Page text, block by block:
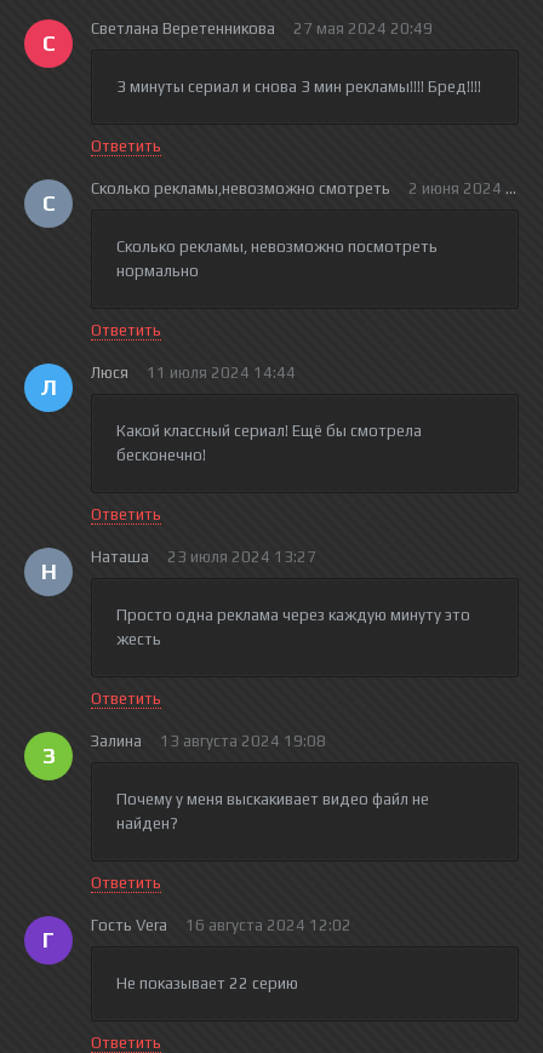
С
Светлана Веретенникова 27 мая 2024 20:49
3 минуты сериал и снова 3 мин рекламы!!!! Бред!!!!
Ответить
С
Сколько рекламы,невозможно смотреть 2 июня 2024
Сколько рекламы, невозможно посмотреть
нормально
Ответить
Л
Люся 11 июля 2024 14:44
Какой классный сериал! Ещё бы смотрела
бесконечно!
Ответить
Н
Наташа 23 июля 2024 13:27
Просто одна реклама через каждую минуту это
жесть
Ответить
З
Залина 13 августа 2024 19:08
Почему у меня выскакивает видео файл не
найден?
Ответить
Г
Гость Vera 16 августа 2024 12:02
Не показывает 22 серию
Ответить